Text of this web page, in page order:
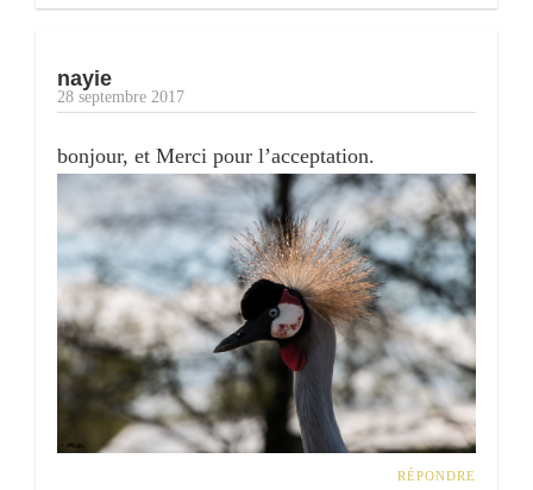
nayie
28 septembre 2017
bonjour, et Merci pour l’acceptation.
RÉPONDRE